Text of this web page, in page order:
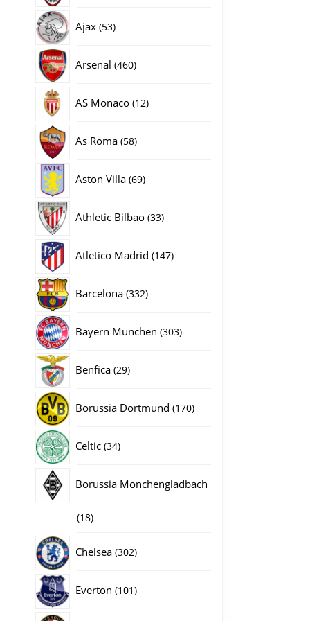
Ajax 5353
Arsenal 460460
AS Monaco 1212
As Roma 5858
Aston Villa 6969
Athletic Bilbao 3333
Atletico Madrid 147147
Barcelona 332332
Bayern München 303303
Benfica 2929
Borussia Dortmund 170170
Celtic 3434
Borussia Monchengladbach
1818
producten
Chelsea 302302
Everton 101101